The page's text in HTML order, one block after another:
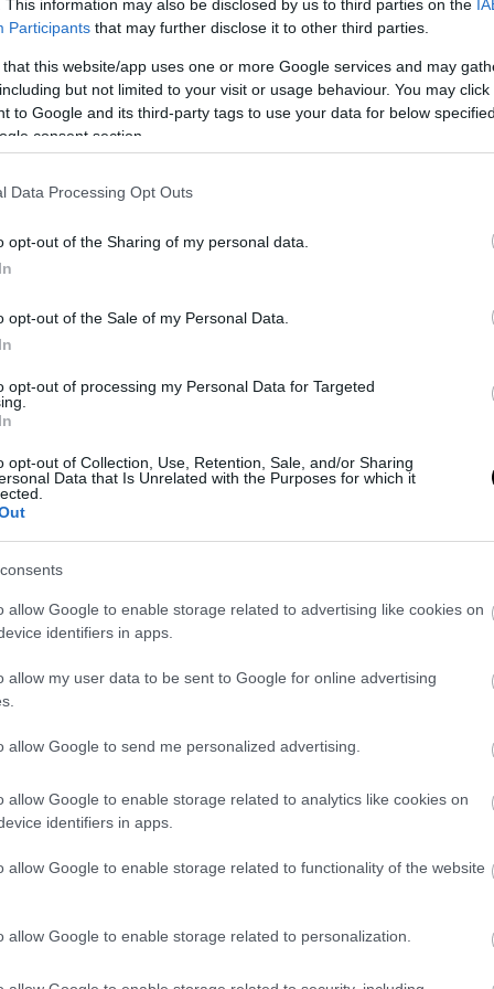
This information may also be disclosed by us to third parties on the
Participants that may further disclose it to other third parties.
that this website/app uses one or more Google services and may
but not limited to your visit or usage behaviour. You may
to Google and its third-party tags to use your data for below
consent section.
Data Processing Opt Outs
opt-out of the Sharing of my personal data.
opt-out of the Sale of my Personal Data.
opt-out of processing my Personal Data for Targeted
opt-out of Collection, Use, Retention, Sale, and/or Sharing
Data that Is Unrelated with the Purposes for which it
allow Google to enable storage related to advertising like cookies on
identifiers in apps.
allow my user data to be sent to Google for online advertising
allow Google to send me personalized advertising.
allow Google to enable storage related to analytics like cookies on
identifiers in apps.
allow Google to enable storage related to functionality of the website
allow Google to enable storage related to personalization.
PRONEWS.GR /CELEBRITIES
Δείτε βίντεο: H Mόνικα Μπελούτσι
«μαγνήτισε» τα φλας των φωτογράφων
Κάννες
24.05.2026 | 10:41
Η Ι.Τούνη θα εμφανιστεί για πρώτη
στο Φεστιβάλ των Καννών: Δέχθηκε
(upd)